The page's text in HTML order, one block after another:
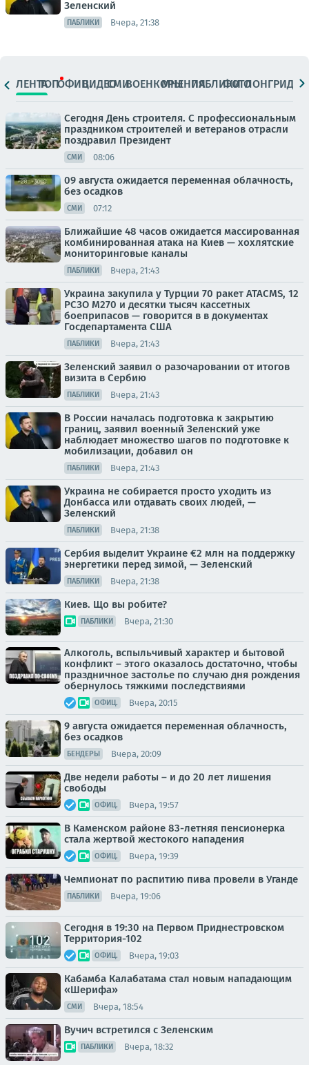
Зеленский
ПАБЛИКИ Вчера, 21:38
ЛЕНТАТОПОФИЦ.ВИДЕОСМИВОЕНКОРЫМНЕНИЯПАБЛИКИ
ФОТОЛОНГРИДЫ
Сегодня День строителя. С профессиональным
праздником строителей и ветеранов отрасли
поздравил Президент
СМИ 08:06
09 августа ожидается переменная облачность,
без осадков
СМИ 07:12
Ближайшие 48 часов ожидается массированная
комбинированная атака на Киев — хохлятские
мониторинговые каналы
ПАБЛИКИ Вчера, 21:43
Украина закупила у Турции 70 ракет ATACMS, 12
РСЗО M270 и десятки тысяч кассетных
боеприпасов — говорится в в документах
Госдепартамента США
ПАБЛИКИ Вчера, 21:43
Зеленский заявил о разочаровании от итогов
визита в Сербию
ПАБЛИКИ Вчера, 21:43
В России началась подготовка к закрытию
границ, заявил военный Зеленский уже
наблюдает множество шагов по подготовке к
мобилизации, добавил он
ПАБЛИКИ Вчера, 21:43
Украина не собирается просто уходить из
Донбасса или отдавать своих людей, —
Зеленский
ПАБЛИКИ Вчера, 21:38
Сербия выделит Украине €2 млн на поддержку
энергетики перед зимой, — Зеленский
ПАБЛИКИ Вчера, 21:38
Киев. Що вы робите?
ПАБЛИКИ Вчера, 21:30
Алкоголь, вспыльчивый характер и бытовой
конфликт – этого оказалось достаточно, чтобы
праздничное застолье по случаю дня рождения
обернулось тяжкими последствиями
ОФИЦ. Вчера, 20:15
9 августа ожидается переменная облачность,
без осадков
БЕНДЕРЫ Вчера, 20:09
Две недели работы – и до 20 лет лишения
свободы
ОФИЦ. Вчера, 19:57
В Каменском районе 83-летняя пенсионерка
стала жертвой жестокого нападения
ОФИЦ. Вчера, 19:39
Чемпионат по распитию пива провели в Уганде
ПАБЛИКИ Вчера, 19:06
Сегодня в 19:30 на Первом Приднестровском
Территория-102
ОФИЦ. Вчера, 19:03
Кабамба Калабатама стал новым нападающим
«Шерифа»
СМИ Вчера, 18:54
Вучич встретился с Зеленским
ПАБЛИКИ Вчера, 18:32